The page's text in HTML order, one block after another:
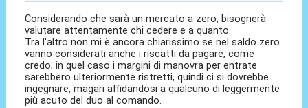
Considerando che sarà un mercato a zero, bisognerà
valutare attentamente chi cedere e a quanto.
Tra l'altro non mi è ancora chiarissimo se nel saldo zero
vanno considerati anche i riscatti da pagare, come
credo; in quel caso i margini di manovra per entrate
sarebbero ulteriormente ristretti, quindi ci si dovrebbe
ingegnare, magari affidandosi a qualcuno di leggermente
più acuto del duo al comando.